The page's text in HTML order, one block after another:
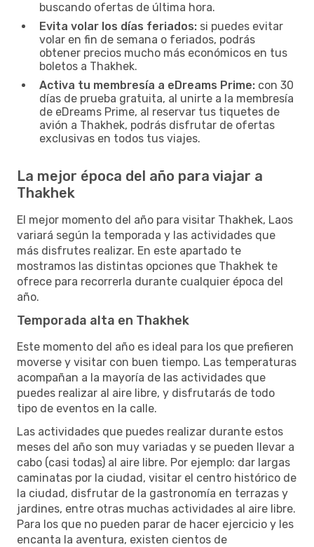
buscando ofertas de última hora.
Evita volar los días feriados: si puedes evitar
volar en fin de semana o feriados, podrás
obtener precios mucho más económicos en tus
boletos a Thakhek.
Activa tu membresía a eDreams Prime: con 30
días de prueba gratuita, al unirte a la membresía
de eDreams Prime, al reservar tus tiquetes de
avión a Thakhek, podrás disfrutar de ofertas
exclusivas en todos tus viajes.
La mejor época del año para viajar a
Thakhek
El mejor momento del año para visitar Thakhek, Laos
variará según la temporada y las actividades que
más disfrutes realizar. En este apartado te
mostramos las distintas opciones que Thakhek te
ofrece para recorrerla durante cualquier época del
año.
Temporada alta en Thakhek
Este momento del año es ideal para los que prefieren
moverse y visitar con buen tiempo. Las temperaturas
acompañan a la mayoría de las actividades que
puedes realizar al aire libre, y disfrutarás de todo
tipo de eventos en la calle.
Las actividades que puedes realizar durante estos
meses del año son muy variadas y se pueden llevar a
cabo (casi todas) al aire libre. Por ejemplo: dar largas
caminatas por la ciudad, visitar el centro histórico de
la ciudad, disfrutar de la gastronomía en terrazas y
jardines, entre otras muchas actividades al aire libre.
Para los que no pueden parar de hacer ejercicio y les
encanta la aventura, existen cientos de